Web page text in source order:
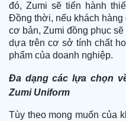
đó, Zumi sẽ tiến hành
Đồng thời, nếu khách
cơ bản, Zumi đồng phục
dựa trên cơ sở tính chất
phẩm của doanh nghiệp.
Đa dạng các lựa chọn
Zumi Uniform
Tùy theo mong muốn của